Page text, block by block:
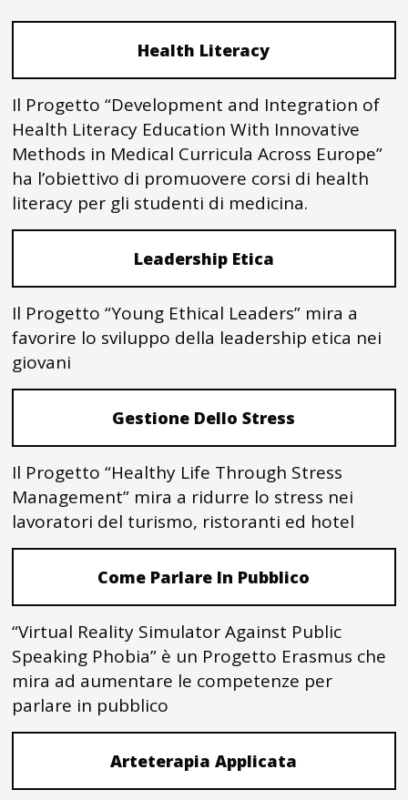
Health Literacy
Il Progetto “Development and Integration of
Health Literacy Education With Innovative
Methods in Medical Curricula Across Europe”
ha l’obiettivo di promuovere corsi di health
literacy per gli studenti di medicina.
Leadership Etica
Il Progetto “Young Ethical Leaders” mira a
favorire lo sviluppo della leadership etica nei
giovani
Gestione Dello Stress
Il Progetto “Healthy Life Through Stress
Management” mira a ridurre lo stress nei
lavoratori del turismo, ristoranti ed hotel
Come Parlare In Pubblico
“Virtual Reality Simulator Against Public
Speaking Phobia” è un Progetto Erasmus che
mira ad aumentare le competenze per
parlare in pubblico
Arteterapia Applicata